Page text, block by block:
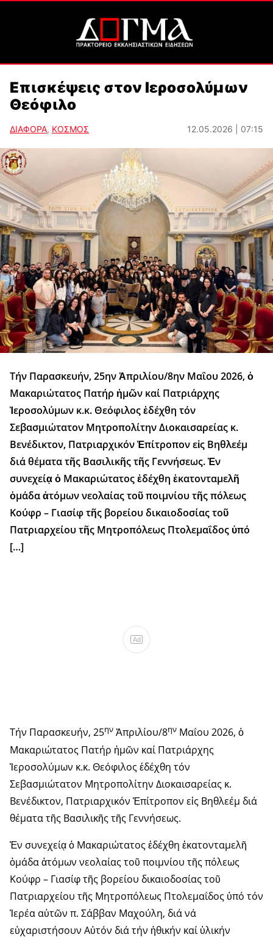
Επισκέψεις στον Ιεροσολύμων
Θεόφιλο
ΔΙΑΦΟΡΑ, ΚΟΣΜΟΣ 12.05.2026 | 07:15
Τήν Παρασκευήν, 25ην Ἀπριλίου/8ην Μαΐου 2026, ὁ
Μακαριώτατος Πατήρ ἡμῶν καί Πατριάρχης
Ἱεροσολύμων κ.κ. Θεόφιλος ἐδέχθη τόν
Σεβασμιώτατον Μητροπολίτην Διοκαισαρείας κ.
Βενέδικτον, Πατριαρχικόν Ἐπίτροπον εἰς Βηθλεέμ
διά θέματα τῆς Βασιλικῆς τῆς Γεννήσεως. Ἐν
συνεχείᾳ ὁ Μακαριώτατος ἐδέχθη ἑκατονταμελῆ
ὁμάδα ἀτόμων νεολαίας τοῦ ποιμνίου τῆς πόλεως
Κούφρ – Γιασίφ τῆς βορείου δικαιοδοσίας τοῦ
Πατριαρχείου τῆς Μητροπόλεως Πτολεμαΐδος ὑπό
[…]
Ad
Τήν Παρασκευήν, 25ην Ἀπριλίου/8ην Μαΐου 2026, ὁ
Μακαριώτατος Πατήρ ἡμῶν καί Πατριάρχης
Ἱεροσολύμων κ.κ. Θεόφιλος ἐδέχθη τόν
Σεβασμιώτατον Μητροπολίτην Διοκαισαρείας κ.
Βενέδικτον, Πατριαρχικόν Ἐπίτροπον εἰς Βηθλεέμ διά
θέματα τῆς Βασιλικῆς τῆς Γεννήσεως.
Ἐν συνεχείᾳ ὁ Μακαριώτατος ἐδέχθη ἑκατονταμελῆ
ὁμάδα ἀτόμων νεολαίας τοῦ ποιμνίου τῆς πόλεως
Κούφρ – Γιασίφ τῆς βορείου δικαιοδοσίας τοῦ
Πατριαρχείου τῆς Μητροπόλεως Πτολεμαΐδος ὑπό τόν
Ἱερέα αὐτῶν π. Σάββαν Μαχούλη, διά νά
εὐχαριστήσουν Αὐτόν διά τήν ἠθικήν καί ὑλικήν